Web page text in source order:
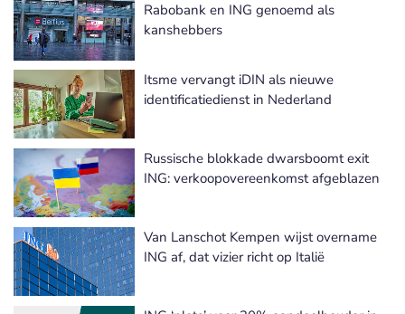
Rabobank en ING genoemd als
kanshebbers
Itsme vervangt iDIN als nieuwe
identificatiedienst in Nederland
Russische blokkade dwarsboomt exit
ING: verkoopovereenkomst afgeblazen
Van Lanschot Kempen wijst overname
ING af, dat vizier richt op Italië